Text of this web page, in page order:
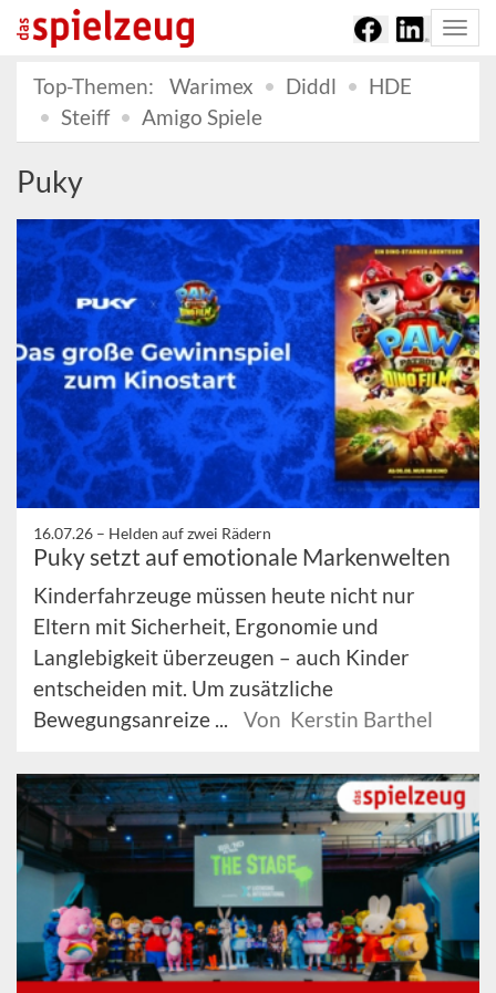
Top-Themen:
Warimex Diddl
HDE
Steiff
Amigo Spiele
Puky
16.07.26 – Helden auf zwei Rädern
Puky setzt auf emotionale Markenwelten
Kinderfahrzeuge müssen heute nicht nur
Eltern mit Sicherheit, Ergonomie und
Langlebigkeit überzeugen – auch Kinder
entscheiden mit. Um zusätzliche
Bewegungsanreize ...
Von Kerstin Barthel